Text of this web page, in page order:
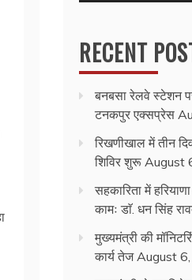
RECENT
बनबसा रेलवे स्टेशन
टनकपुर एक्सप्रेस
रिखणीखाल में तीन
शिविर शुरू August
सहकारिता में
कामः डाॅ. धन सिंह
मुख्यमंत्री की
कार्य तेज August